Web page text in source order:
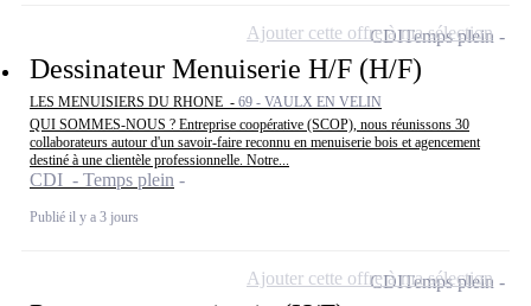
Dessinateur Menuiserie H/F (H/F)
LES MENUISIERS DU RHONE - 69 - VAULX EN VELIN
QUI SOMMES-NOUS ? Entreprise coopérative (SCOP), nous réunissons 30
collaborateurs autour d'un savoir-faire reconnu en menuiserie bois et agencement
destiné à une clientèle professionnelle. Notre...
CDI - Temps plein
Publié il y a 3 jours
CDITemps plein
Ajouter cette offre à ma sélection
CDITemps plein
Ajouter cette offre à ma sélection